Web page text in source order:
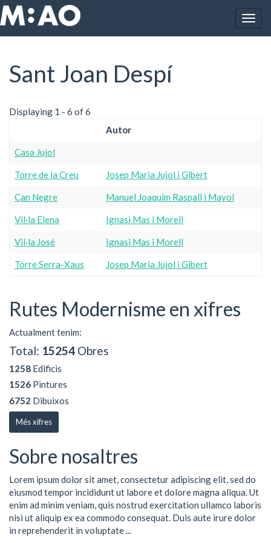
Vés al contingut
Inici Sant Joan Despí
Sant Joan Despí
Displaying 1 - 6 of 6
Autor
Casa Jujol
Torre de la Creu Josep Maria Jujol i Gibert
Can Negre Manuel Joaquim Raspall i Mayol
Vil·la Elena Ignasi Mas i Morell
Vil·la José Ignasi Mas i Morell
Torre Serra-Xaus Josep Maria Jujol i Gibert
Rutes Modernisme en xifres
Actualment tenim:
Total: 15254 Obres
1258 Edificis
1526 Pintures
6752 Dibuixos
Més xifres
Sobre nosaltres
Lorem ipsum dolor sit amet, consectetur adipiscing elit, sed do
eiusmod tempor incididunt ut labore et dolore magna aliqua. Ut
enim ad minim veniam, quis nostrud exercitation ullamco laboris
nisi ut aliquip ex ea commodo consequat. Duis aute irure dolor
in reprehenderit in voluptate ...